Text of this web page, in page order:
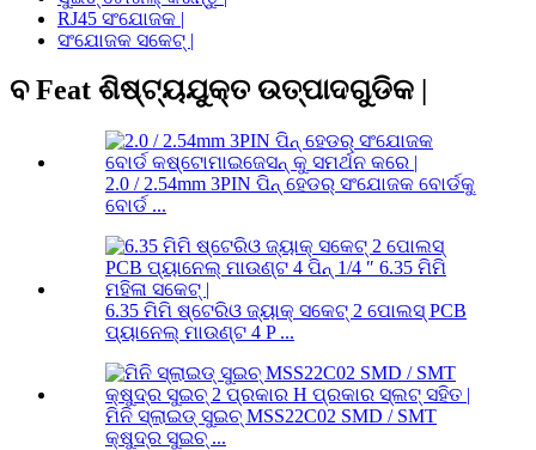
RJ45 ସଂଯୋଜକ |
ସଂଯୋଜକ ସକେଟ୍ |
ବ Feat ଶିଷ୍ଟ୍ୟଯୁକ୍ତ ଉତ୍ପାଦଗୁଡିକ |
2.0 / 2.54mm 3PIN ପିନ୍ ହେଡର୍ ସଂଯୋଜକ ବୋର୍ଡକୁ
ବୋର୍ଡ ...
6.35 ମିମି ଷ୍ଟେରିଓ ଜ୍ୟାକ୍ ସକେଟ୍ 2 ପୋଲସ୍ PCB
ପ୍ୟାନେଲ୍ ମାଉଣ୍ଟ 4 P ...
ମିନି ସ୍ଲାଇଡ୍ ସୁଇଚ୍ MSS22C02 SMD / SMT
କ୍ଷୁଦ୍ର ସୁଇଚ୍ ...